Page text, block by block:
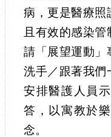
病，更是醫療照
且有效的感染
請「展望運動」
洗手／跟著我們
安排醫護人員
答，以寓教於
念。